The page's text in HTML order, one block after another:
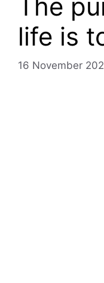
The
life is
16 November